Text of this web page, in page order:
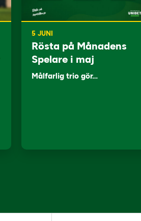
5 JUNI
Rösta på Månadens
Spelare i maj
Målfarlig trio gör…